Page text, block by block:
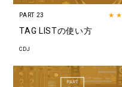
PART 23 ★★
TAG LISTの使い方
CDJ